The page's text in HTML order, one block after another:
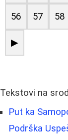
56 57 58
▶
Tekstovi na
Put ka
Podrška